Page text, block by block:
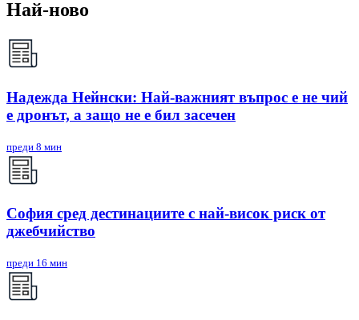
Най-ново
Надежда Нейнски: Най-важният въпрос е не чий
е дронът, а защо не е бил засечен
преди 8 мин
София сред дестинациите с най-висок риск от
джебчийство
преди 16 мин